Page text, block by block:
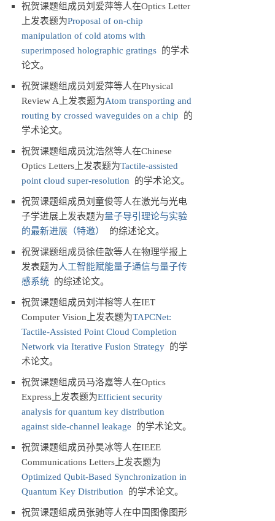
祝贺课题组成员刘爱萍等人在Optics Letter
上发表题为Proposal of on-chip
manipulation of cold atoms with
superimposed holographic gratings 的学术
论文。
祝贺课题组成员刘爱萍等人在Physical
Review A上发表题为Atom transporting and
routing by crossed waveguides on a chip 的
学术论文。
祝贺课题组成员沈浩然等人在Chinese
Optics Letters上发表题为Tactile-assisted
point cloud super-resolution 的学术论文。
祝贺课题组成员刘童俊等人在激光与光电
子学进展上发表题为量子导引理论与实验
的最新进展（特邀）
的综述论文。
祝贺课题组成员徐佳歆等人在物理学报上
发表题为人工智能赋能量子通信与量子传
感系统 的综述论文。
祝贺课题组成员刘洋榕等人在IET
Computer Vision上发表题为TAPCNet:
Tactile-Assisted Point Cloud Completion
Network via Iterative Fusion Strategy 的学
术论文。
祝贺课题组成员马洛嘉等人在Optics
Express上发表题为Efficient security
analysis for quantum key distribution
against side-channel leakage 的学术论文。
祝贺课题组成员孙昊冰等人在IEEE
Communications Letters上发表题为
Optimized Qubit-Based Synchronization in
Quantum Key Distribution 的学术论文。
祝贺课题组成员张驰等人在中国图像图形